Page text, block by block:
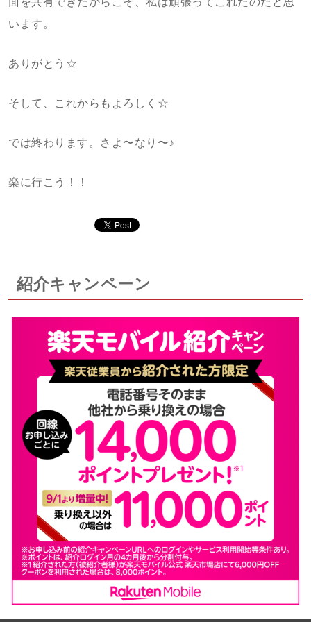
います。
ありがとう☆
そして、これからもよろしく☆
では終わります。さよ〜なり〜♪
楽に行こう！！
紹介キャンペーン